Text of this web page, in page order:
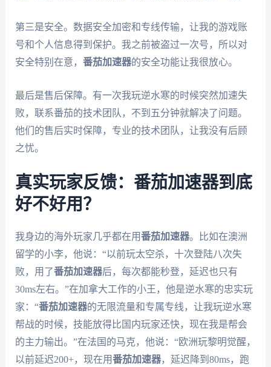
第三是安全。数据安全加密和专线传输，让我的游戏账
号和个人信息得到保护。我之前被盗过一次号，所以对
安全特别在意， 番茄加速器的安全功能让我很放心。
最后是售后保障。有一次我玩逆水寒的时候突然加速失
败，联系番茄的技术团队，不到五分钟就解决了问题。
他们的售后实时保障，专业的技术团队，让我没有后顾
之忧。
真实玩家反馈：番茄加速器到底
好不好用？
我身边的海外玩家几乎都在用番茄加速器。比如在澳洲
留学的小李，他说：“以前玩太空杀，十次登陆八次失
败，用了番茄加速器后，每次都能秒登，延迟也只有
30ms左右。”在加拿大工作的小王，他是逆水寒的忠实玩
家：“番茄加速器的无限流量和专属专线，让我玩逆水寒
帮战的时候，技能放得比国内玩家还快，现在我是帮会
的主力输出。”在法国的马克，他说：“欧洲玩黎明觉醒，
以前延迟200+，现在用番茄加速器，延迟降到80ms，跑